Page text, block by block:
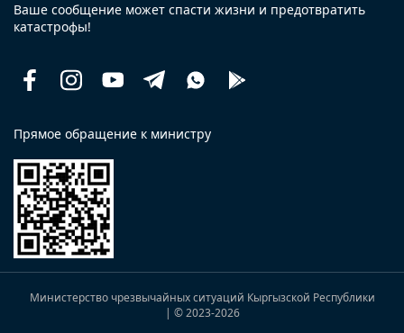
Ваше сообщение может спасти жизни и предотвратить
катастрофы!
FacebookInstagramYoutube TelegramWhatsappПомощь
рядом
Прямое обращение к министру
Министерство чрезвычайных ситуаций Кыргызской Республики
| © 2023-2026